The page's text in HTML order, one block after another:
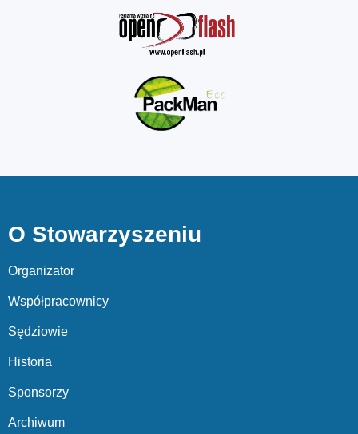
O Stowarzyszeniu
Organizator
Współpracownicy
Sędziowie
Historia
Sponsorzy
Archiwum